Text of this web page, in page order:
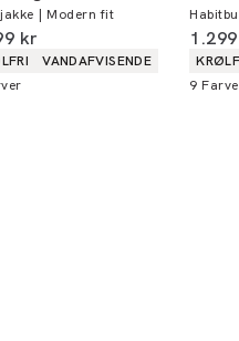
| Modern fit
rabat)
kr
egenskaber
VANDAFVISENDE
I alt
9